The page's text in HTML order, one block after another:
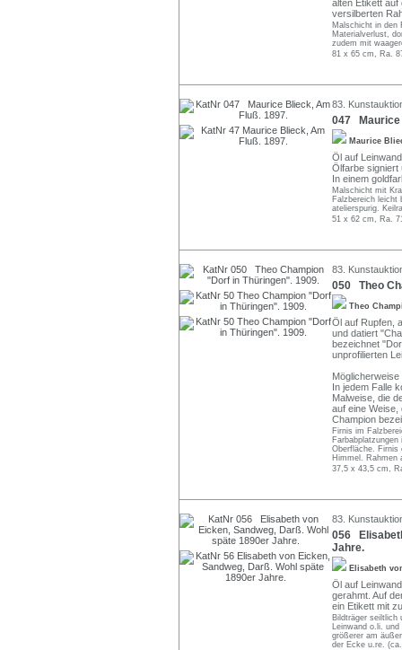
alten Etikett auf
versilberten
Malschicht in den
Materialverlust,
zudem mit
81 x 65 cm, Ra.
83.
047 Maurice
Maurice
Öl auf
Ölfarbe signiert
In einem
Malschicht mit
Falzbereich leicht
atelierspurig.
51 x 62 cm, Ra.
83.
050 Theo
Theo
Öl auf Rupfen,
und datiert
bezeichnet
unprofilierten
In jedem Falle
Malweise, die
auf eine
Champion
Firnis im
Oberfläche. Firnis
Himmel. Rahmen
37,5 x 43,5 cm,
83.
056
Jahre.
Elisabeth
Öl auf
gerahmt. Auf
ein Etikett mit
Bildträger seiltlich
Leinwand o.li.
größerer am
der Ecke u.re.